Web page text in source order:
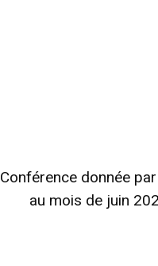
Conférence donnée
au mois de juin